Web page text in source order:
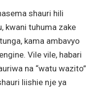
shauri hili
kwani tuhuma zake
kama ambavyo
Vile vile, habari
na “watu wazito”
liishie nje ya